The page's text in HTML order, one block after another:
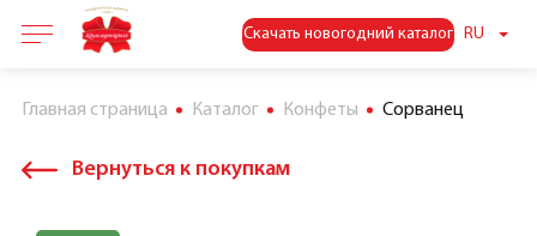
Скачать новогодний каталог RU
Главная страница Каталог Конфеты Сорванец
Вернуться к покупкам